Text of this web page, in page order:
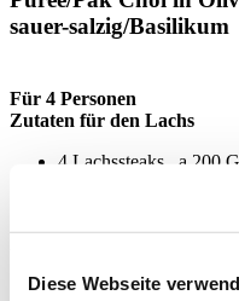
Diese Webseite
sauer-salzig/Basilikum
Für 4 Personen
Zutaten für den Lachs
4 Lachssteaks , a 200
200 Gramm vom